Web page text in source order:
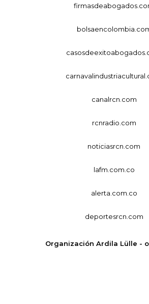
canalrcn.com
rcnradio.com
noticiasrcn.com
lafm.com.co
alerta.com.co
deportesrcn.com
Organización Ardila Lülle -